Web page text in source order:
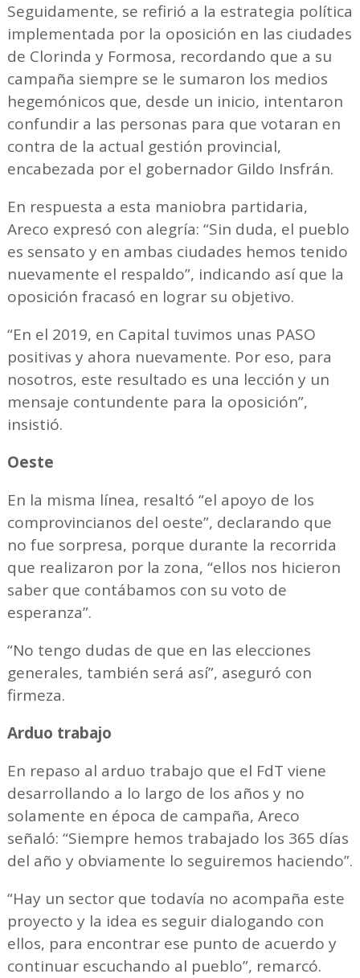
Seguidamente, se refirió a la estrategia política
implementada por la oposición en las ciudades
de Clorinda y Formosa, recordando que a su
campaña siempre se le sumaron los medios
hegemónicos que, desde un inicio, intentaron
confundir a las personas para que votaran en
contra de la actual gestión provincial,
encabezada por el gobernador Gildo Insfrán.
En respuesta a esta maniobra partidaria,
Areco expresó con alegría: “Sin duda, el pueblo
es sensato y en ambas ciudades hemos tenido
nuevamente el respaldo”, indicando así que la
oposición fracasó en lograr su objetivo.
“En el 2019, en Capital tuvimos unas PASO
positivas y ahora nuevamente. Por eso, para
nosotros, este resultado es una lección y un
mensaje contundente para la oposición”,
insistió.
Oeste
En la misma línea, resaltó “el apoyo de los
comprovincianos del oeste”, declarando que
no fue sorpresa, porque durante la recorrida
que realizaron por la zona, “ellos nos hicieron
saber que contábamos con su voto de
esperanza”.
“No tengo dudas de que en las elecciones
generales, también será así”, aseguró con
firmeza.
Arduo trabajo
En repaso al arduo trabajo que el FdT viene
desarrollando a lo largo de los años y no
solamente en época de campaña, Areco
señaló: “Siempre hemos trabajado los 365 días
del año y obviamente lo seguiremos haciendo”.
“Hay un sector que todavía no acompaña este
proyecto y la idea es seguir dialogando con
ellos, para encontrar ese punto de acuerdo y
continuar escuchando al pueblo”, remarcó.